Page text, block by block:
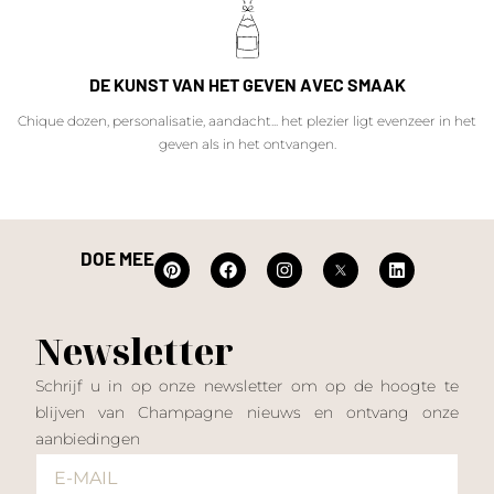
DE KUNST VAN HET GEVEN AVEC SMAAK
Chique dozen, personalisatie, aandacht... het plezier ligt evenzeer in het
geven als in het ontvangen.
DOE MEE
Newsletter
Schrijf u in op onze newsletter om op de hoogte te
blijven van Champagne nieuws en ontvang onze
aanbiedingen